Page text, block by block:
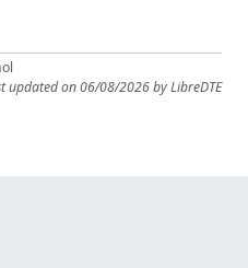
updated on 06/08/2026 by LibreDTE